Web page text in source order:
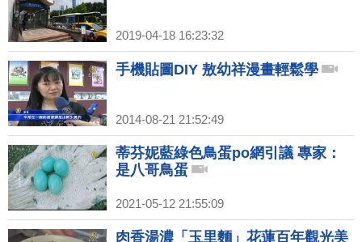
2019-04-18 16:23:32
手機貼圖DIY 敖幼祥漫畫輕鬆學
2014-08-21 21:52:49
蒂芬妮藍綠色鳥蛋po網引議 專家：
是八哥鳥蛋
2021-05-12 21:55:09
肉香湯濃「玉里麵」花蓮百年觀光美